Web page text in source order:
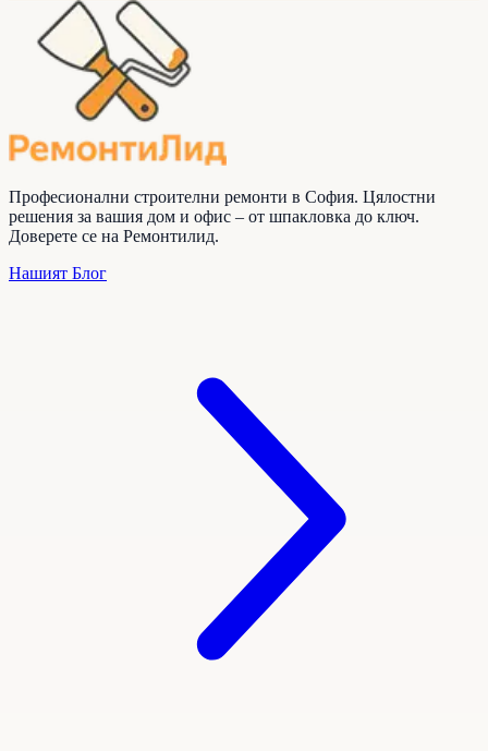
Професионални строителни ремонти в София. Цялостни
решения за вашия дом и офис – от шпакловка до ключ.
Доверете се на Ремонтилид.
Нашият Блог